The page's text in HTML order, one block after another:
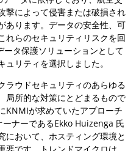
撃によって侵害または破損され
あります。データの安全性、可
れらのセキュリティリスクを回
タ保護ソリューションとして
ュリティを選択しました。
ラウドセキュリティのあらゆる
局所的な対策にとどまるもので
KNMIが求めていたアプローチ
ナーであるEkko Huizenga 氏
において、ホスティング環境と